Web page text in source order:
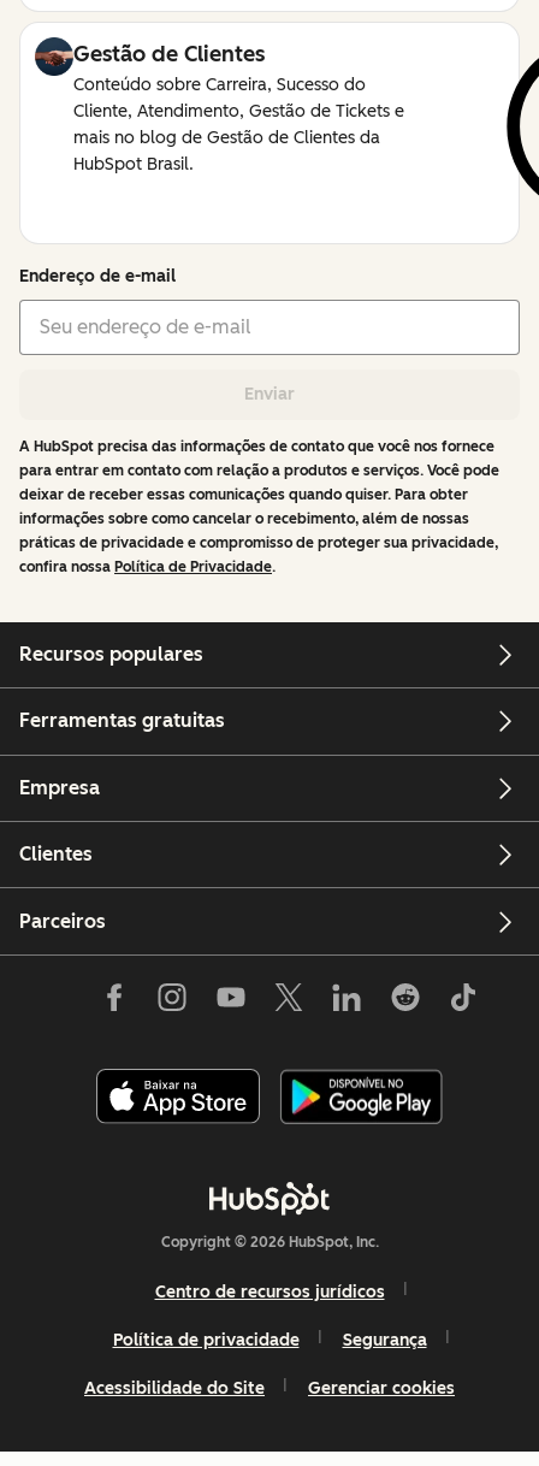
Gestão de Clientes
Conteúdo sobre Carreira, Sucesso do
Cliente, Atendimento, Gestão de Tickets e
mais no blog de Gestão de Clientes da
HubSpot Brasil.
Endereço de e-mail
Enviar
A HubSpot precisa das informações de contato que você nos fornece
para entrar em contato com relação a produtos e serviços. Você pode
deixar de receber essas comunicações quando quiser. Para obter
informações sobre como cancelar o recebimento, além de nossas
práticas de privacidade e compromisso de proteger sua privacidade,
confira nossa Política de Privacidade.
Recursos populares
Ferramentas gratuitas
Empresa
Clientes
Parceiros
Copyright © 2026 HubSpot, Inc.
Centro de recursos jurídicos
Política de privacidade Segurança
Acessibilidade do Site Gerenciar cookies